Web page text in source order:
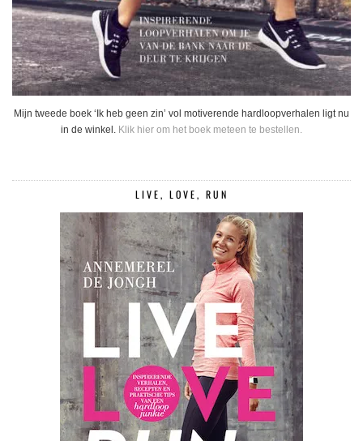
Mijn tweede boek ‘Ik heb geen zin’ vol motiverende hardloopverhalen ligt nu
in de winkel. Klik hier om het boek meteen te bestellen.
LIVE, LOVE, RUN